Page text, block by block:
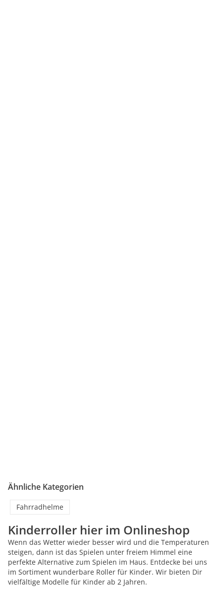
Ähnliche Kategorien
Fahrradhelme
Kinderroller hier im Onlineshop
Wenn das Wetter wieder besser wird und die Temperaturen
steigen, dann ist das Spielen unter freiem Himmel eine
perfekte Alternative zum Spielen im Haus. Entdecke bei uns
im Sortiment wunderbare Roller für Kinder. Wir bieten Dir
vielfältige Modelle für Kinder ab 2 Jahren.